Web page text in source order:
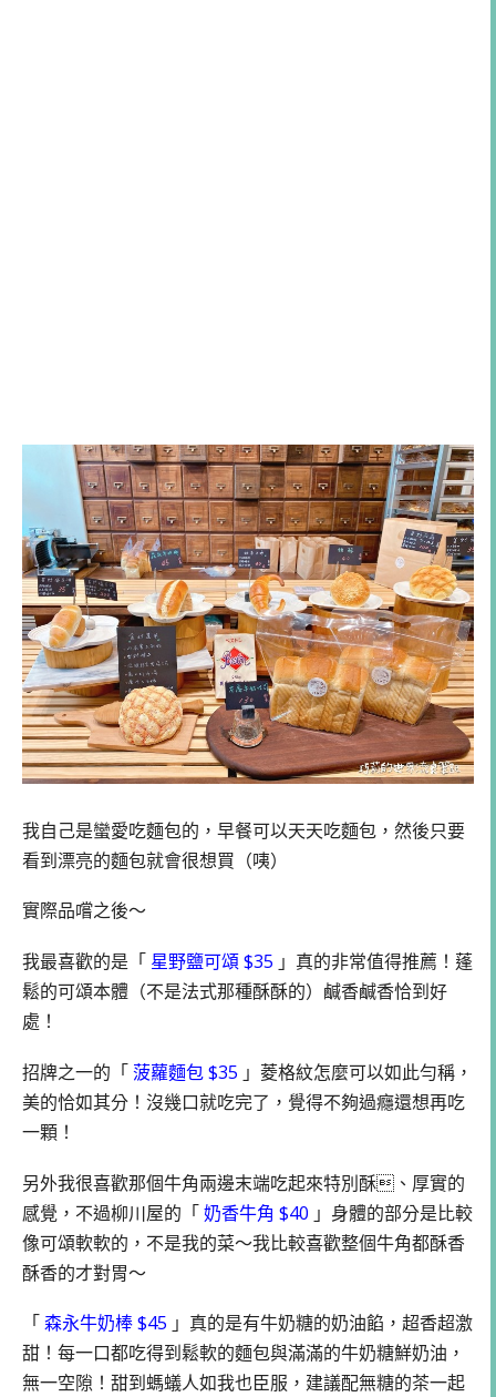
我自己是蠻愛吃麵包的，早餐可以天天吃麵包，然後只要
看到漂亮的麵包就會很想買（咦）
實際品嚐之後～
我最喜歡的是「 星野鹽可頌 $35 」真的非常值得推薦！蓬
鬆的可頌本體（不是法式那種酥酥的）鹹香鹹香恰到好
處！
招牌之一的「菠蘿麵包 $35 」菱格紋怎麼可以如此勻稱，
美的恰如其分！沒幾口就吃完了，覺得不夠過癮還想再吃
一顆！
另外我很喜歡那個牛角兩邊末端吃起來特別酥、厚實的
感覺，不過柳川屋的「奶香牛角 $40 」身體的部分是比較
像可頌軟軟的，不是我的菜～我比較喜歡整個牛角都酥香
酥香的才對胃～
「森永牛奶棒 $45 」真的是有牛奶糖的奶油餡，超香超激
甜！每一口都吃得到鬆軟的麵包與滿滿的牛奶糖鮮奶油，
無一空隙！甜到螞蟻人如我也臣服，建議配無糖的茶一起